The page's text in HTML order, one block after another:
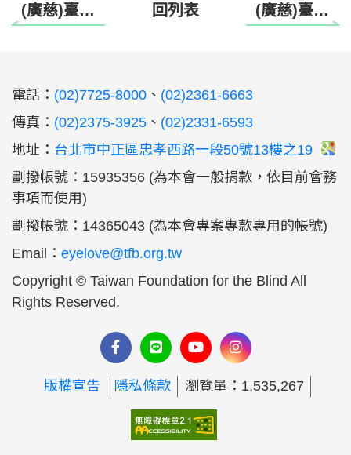
(廣慈)臺北市廣慈視障者生活重建中心 居家生活清潔班 為環境減少負擔，為生活增加安心 回列表 (廣慈)臺北市廣慈視障者生活重建中心 正念芳療成長團體 放鬆在指尖，安定在鼻尖
電話： (02)7725-8000 、 (02)2361-6663
傳真： (02)2375-3925 、 (02)2331-6593
地址： 台北市中正區忠孝西路一段50號13樓之19
劃撥帳號：15935356 (為本會一般捐款，依目前會務
事項而使用)
劃撥帳號：14365043 (為本會專案專款專用的帳號)
Email： eyelove@tfb.org.tw
Copyright © Taiwan Foundation for the Blind All
Rights Reserved.
版權宣告 隱私條款 瀏覽量：1,535,267